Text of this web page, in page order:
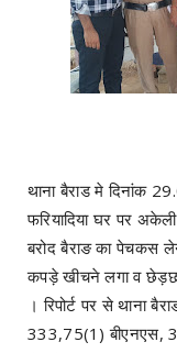
थाना बैराड मे दिनांक
फरियादिया घर पर
बरोद बैराङ का पेचकस
कपड़े खीचने लगा व
। रिपोर्ट पर से थाना
333,75(1) बीएनएस,